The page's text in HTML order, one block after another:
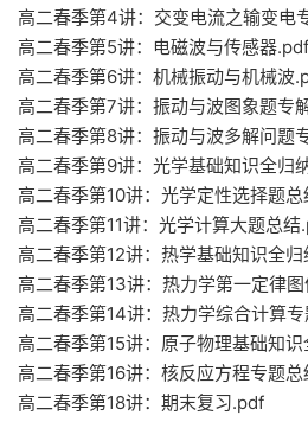
高二春季第4讲：交变电流之输变电
高二春季第5讲：电磁波与传感器.pdf
高二春季第6讲：机械振动与机械波
高二春季第7讲：振动与波图象题专
高二春季第8讲：振动与波多解问题
高二春季第9讲：光学基础知识全归
高二春季第10讲：光学定性选择题
高二春季第11讲：光学计算大题总结
高二春季第12讲：热学基础知识全
高二春季第13讲：热力学第一定律
高二春季第14讲：热力学综合计算
高二春季第15讲：原子物理基础知
高二春季第16讲：核反应方程专题
高二春季第18讲：期末复习.pdf